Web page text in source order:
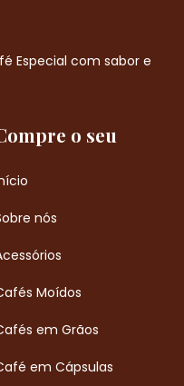
Especial com sabor e
o seu
nós
Moídos
em Grãos
em Cápsulas